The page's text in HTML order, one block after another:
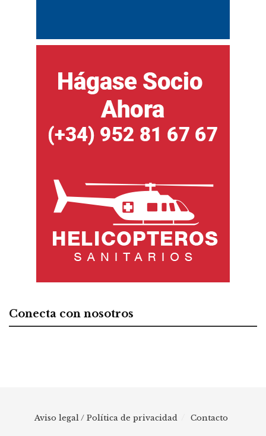
Conecta con nosotros
Aviso legal / Política de privacidad Contacto